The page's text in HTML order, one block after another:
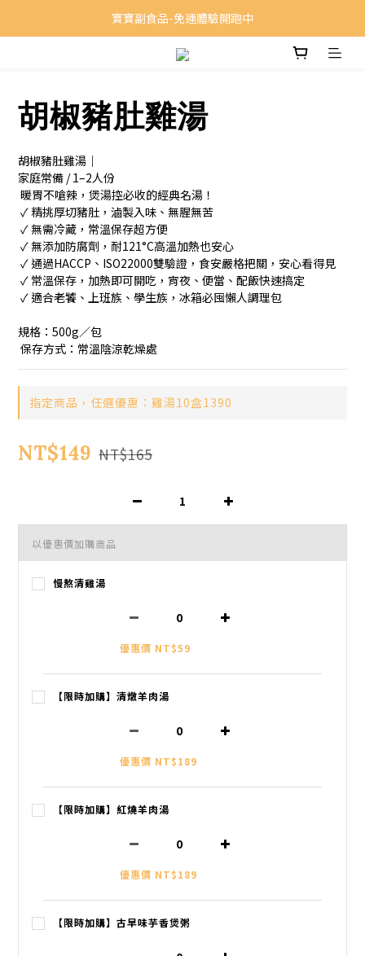
寶寶副食品-免運體驗開跑中
胡椒豬肚雞湯
胡椒豬肚雞湯｜
家庭常備 / 1–2人份
暖胃不嗆辣，煲湯控必收的經典名湯！
✓ 精挑厚切豬肚，滷製入味、無腥無苦
✓ 無需冷藏，常溫保存超方便
✓ 無添加防腐劑，耐121°C高溫加熱也安心
✓ 通過HACCP、ISO22000雙驗證，食安嚴格把關，安心看得見
✓ 常溫保存，加熱即可開吃，宵夜、便當、配飯快速搞定
✓ 適合老饕、上班族、學生族，冰箱必囤懶人調理包
規格：500g／包
保存方式：常溫陰涼乾燥處
指定商品，任選優惠：雞湯10盒1390
NT$149 NT$165
以優惠價加購商品
慢熬清雞湯
優惠價 NT$59
【限時加購】清燉羊肉湯
優惠價 NT$189
【限時加購】紅燒羊肉湯
優惠價 NT$189
【限時加購】古早味芋香煲粥